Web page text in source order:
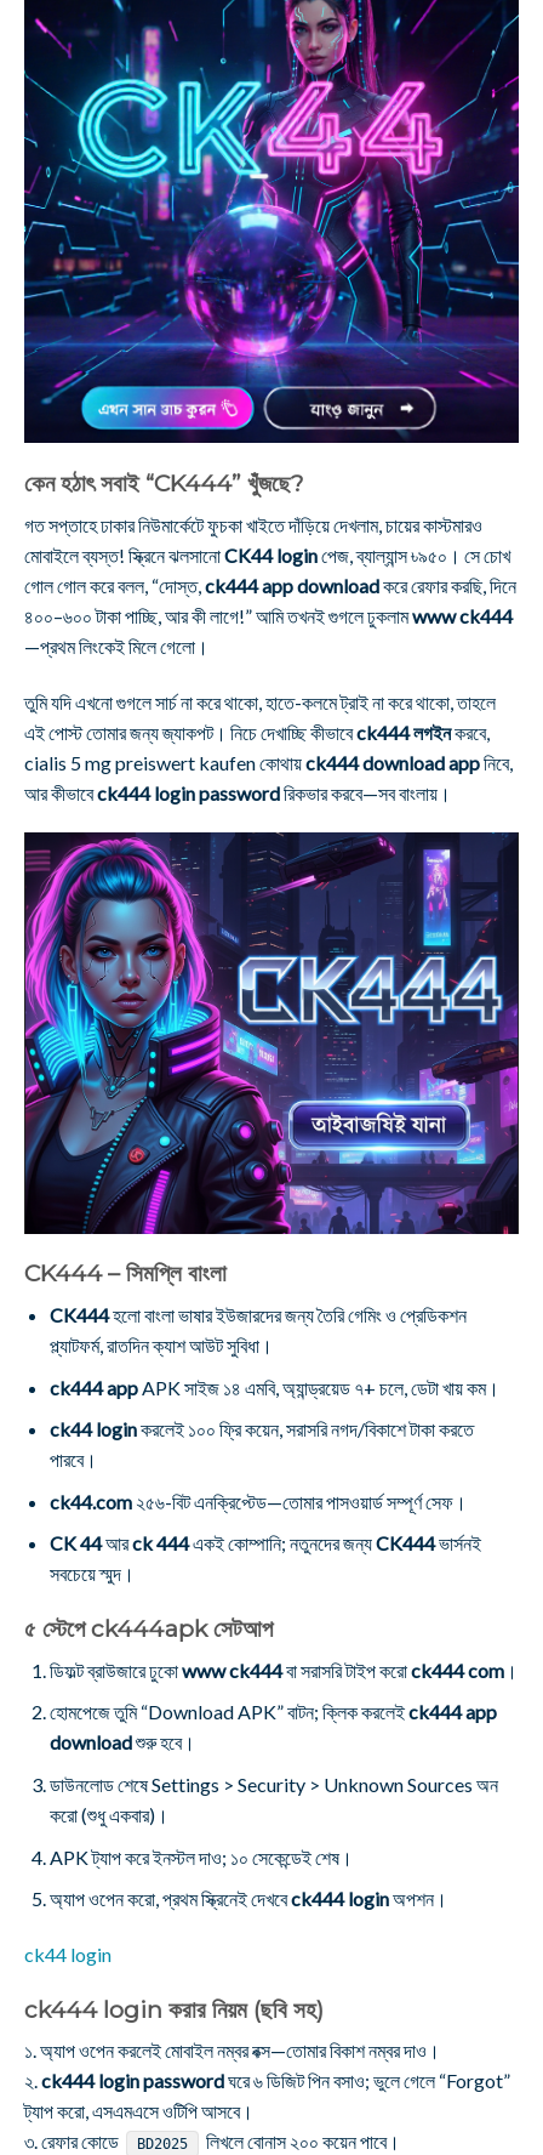
কেন হঠাৎ সবাই “CK444” খুঁজছে?
গত সপ্তাহে ঢাকার নিউমার্কেটে ফুচকা খাইতে দাঁড়িয়ে দেখলাম, চায়ের কাস্টমারও
মোবাইলে ব্যস্ত! স্ক্রিনে ঝলসানোCK44 loginপেজ, ব্যাল্যান্স ৳৯৫০। সে চোখ
গোল গোল করে বলল, “দোস্ত,ck444 app downloadকরে রেফার করছি, দিনে
৪০০–৬০০ টাকা পাচ্ছি, আর কী লাগে!” আমি তখনই গুগলে ঢুকলামwww ck444
—প্রথম লিংকেই মিলে গেলো।
তুমি যদি এখনো গুগলে সার্চ না করে থাকো, হাতে-কলমে ট্রাই না করে থাকো, তাহলে
এই পোস্ট তোমার জন্য জ্যাকপট। নিচে দেখাচ্ছি কীভাবেck444 লগইনকরবে,
cialis 5 mg preiswert kaufen কোথায়ck444 download appনিবে,
আর কীভাবেck444 login passwordরিকভার করবে—সব বাংলায়।
CK444 – সিমপ্লি বাংলা
CK444হলো বাংলা ভাষার ইউজারদের জন্য তৈরি গেমিং ও প্রেডিকশন
প্ল্যাটফর্ম, রাতদিন ক্যাশ আউট সুবিধা।
ck444 appAPK সাইজ ১৪ এমবি, অ্যান্ড্রয়েড ৭+ চলে, ডেটা খায় কম।
ck44 loginকরলেই ১০০ ফ্রি কয়েন, সরাসরি নগদ/বিকাশে টাকা করতে
পারবে।
ck44.com২৫৬-বিট এনক্রিপ্টেড—তোমার পাসওয়ার্ড সম্পূর্ণ সেফ।
CK 44আরck 444একই কোম্পানি; নতুনদের জন্যCK444ভার্সনই
সবচেয়ে স্মুদ।
৫ স্টেপে ck444apk সেটআপ
ডিফল্ট ব্রাউজারে ঢুকোwww ck444বা সরাসরি টাইপ করোck444 com।
হোমপেজে তুমি “Download APK” বাটন; ক্লিক করলেইck444 app
downloadশুরু হবে।
ডাউনলোড শেষে Settings > Security > Unknown Sources অন
করো (শুধু একবার)।
APK ট্যাপ করে ইনস্টল দাও; ১০ সেকেন্ডেই শেষ।
অ্যাপ ওপেন করো, প্রথম স্ক্রিনেই দেখবেck444 loginঅপশন।
ck44 login
ck444 login করার নিয়ম (ছবি সহ)
১. অ্যাপ ওপেন করলেই মোবাইল নম্বর বক্স—তোমার বিকাশ নম্বর দাও।
২.ck444 login passwordঘরে ৬ ডিজিট পিন বসাও; ভুলে গেলে “Forgot”
ট্যাপ করো, এসএমএসে ওটিপি আসবে।
৩. রেফার কোডে
BD2025
লিখলে বোনাস ২০০ কয়েন পাবে।